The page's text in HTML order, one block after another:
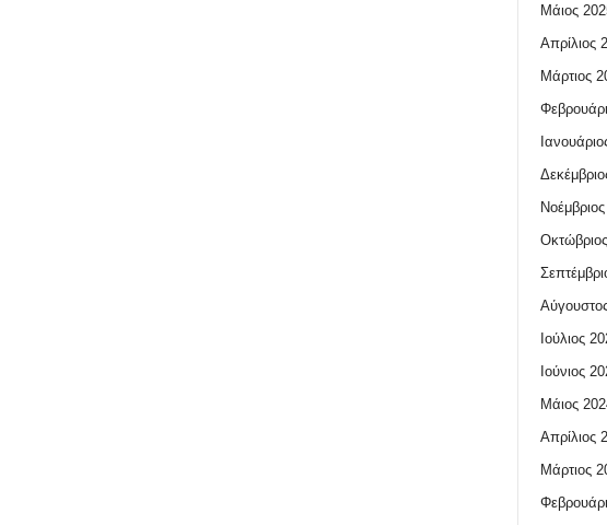
Μάιος
Απρίλιος
Μάρτιος
Ιούλιος
Ιούνιος
Μάιος
Απρίλιος
Μάρτιος